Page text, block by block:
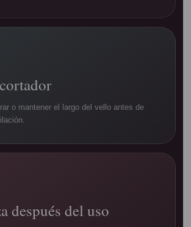
o mantener el largo del vello antes de
después del uso